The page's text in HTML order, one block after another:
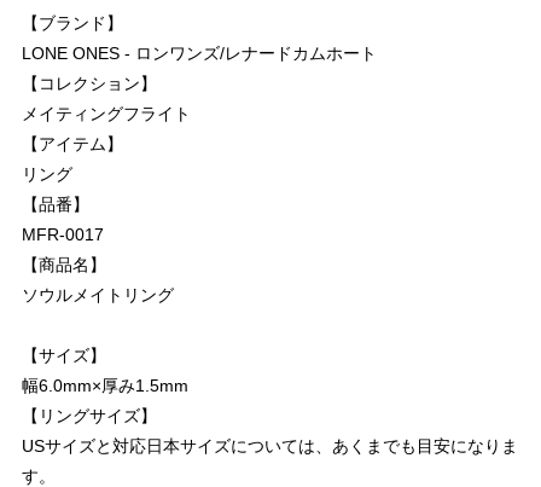
【ブランド】
LONE ONES - ロンワンズ/レナードカムホート
【コレクション】
メイティングフライト
【アイテム】
リング
【品番】
MFR-0017
【商品名】
ソウルメイトリング
【サイズ】
幅6.0mm×厚み1.5mm
【リングサイズ】
USサイズと対応日本サイズについては、あくまでも目安になりま
す。